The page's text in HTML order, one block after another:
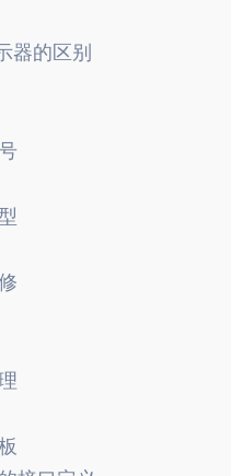
器的区别